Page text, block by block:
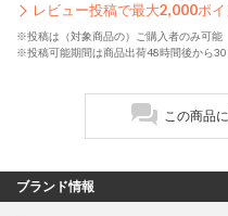
レビュー投稿で最大2,000ポイ
※投稿は（対象商品の）ご購入者のみ可能
※投稿可能期間は商品出荷48時間後から
この商品
ブランド情報